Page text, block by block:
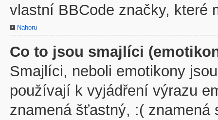
vlastní BBCode značky, které
Nahoru
Co to jsou smajlíci
Smajlíci, neboli emotikony
používají k vyjádření výrazu
znamená šťastný, :(